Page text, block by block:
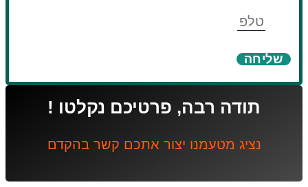
שליחה
תודה רבה, פרטיכם נקלטו !
נציג מטעמנו יצור אתכם קשר בהקדם